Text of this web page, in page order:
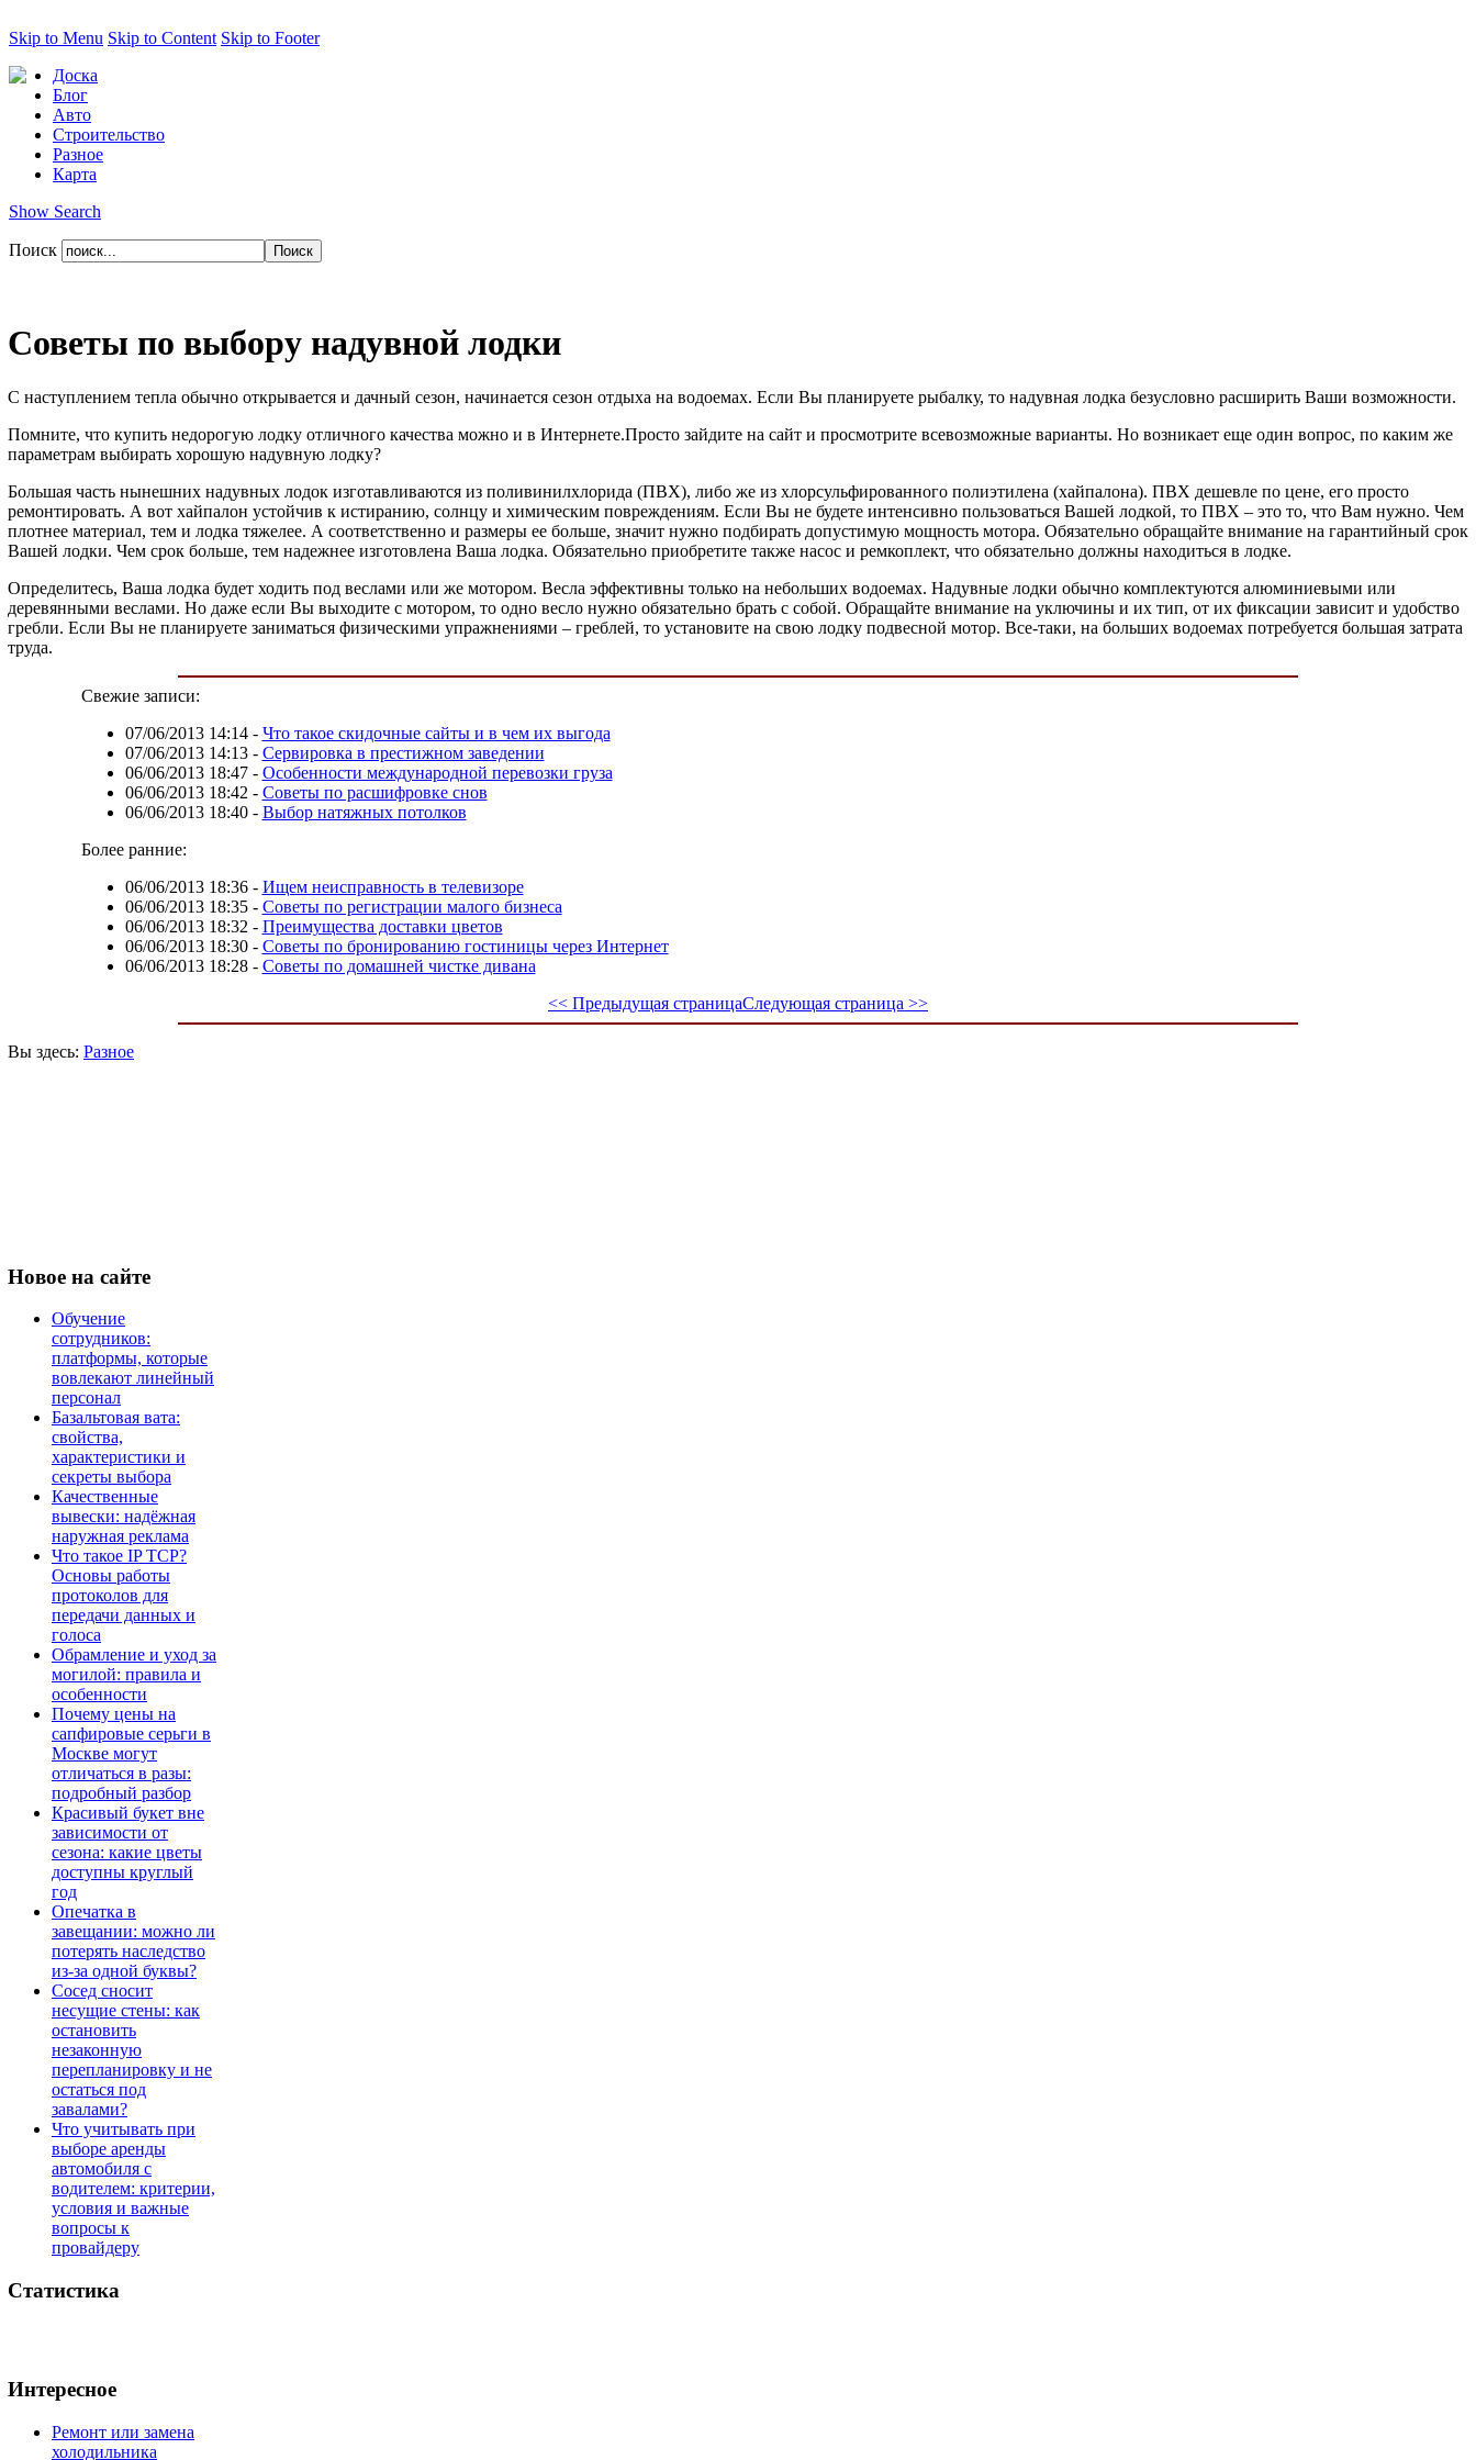
Skip to Menu Skip to Content Skip to Footer
Доска
Блог
Авто
Строительство
Разное
Карта
Show Search
Поиск
Советы по выбору надувной лодки
С наступлением тепла обычно открывается и дачный сезон, начинается сезон отдыха на водоемах. Если Вы планируете рыбалку, то надувная лодка безусловно расширить Ваши возможности.
Помните, что купить недорогую лодку отличного качества можно и в Интернете.Просто зайдите на сайт и просмотрите всевозможные варианты. Но возникает еще один вопрос, по каким же
параметрам выбирать хорошую надувную лодку?
Большая часть нынешних надувных лодок изготавливаются из поливинилхлорида (ПВХ), либо же из хлорсульфированного полиэтилена (хайпалона). ПВХ дешевле по цене, его просто
ремонтировать. А вот хайпалон устойчив к истиранию, солнцу и химическим повреждениям. Если Вы не будете интенсивно пользоваться Вашей лодкой, то ПВХ – это то, что Вам нужно. Чем
плотнее материал, тем и лодка тяжелее. А соответственно и размеры ее больше, значит нужно подбирать допустимую мощность мотора. Обязательно обращайте внимание на гарантийный срок
Вашей лодки. Чем срок больше, тем надежнее изготовлена Ваша лодка. Обязательно приобретите также насос и ремкоплект, что обязательно должны находиться в лодке.
Определитесь, Ваша лодка будет ходить под веслами или же мотором. Весла эффективны только на небольших водоемах. Надувные лодки обычно комплектуются алюминиевыми или
деревянными веслами. Но даже если Вы выходите с мотором, то одно весло нужно обязательно брать с собой. Обращайте внимание на уключины и их тип, от их фиксации зависит и удобство
гребли. Если Вы не планируете заниматься физическими упражнениями – греблей, то установите на свою лодку подвесной мотор. Все-таки, на больших водоемах потребуется большая затрата
труда.
Свежие записи:
07/06/2013 14:14- Что такое скидочные сайты и в чем их выгода
07/06/2013 14:13- Сервировка в престижном заведении
06/06/2013 18:47- Особенности международной перевозки груза
06/06/2013 18:42 - Советы по расшифровке снов
06/06/2013 18:40- Выбор натяжных потолков
Более ранние:
06/06/2013 18:36- Ищем неисправность в телевизоре
06/06/2013 18:35- Советы по регистрации малого бизнеса
06/06/2013 18:32 - Преимущества доставки цветов
06/06/2013 18:30- Советы по бронированию гостиницы через Интернет
06/06/2013 18:28- Советы по домашней чистке дивана
<< Предыдущая страницаСледующая страница >>
Вы здесь: Разное
Новое на сайте
Обучение
сотрудников:
платформы, которые
вовлекают линейный
персонал
Базальтовая вата:
свойства,
характеристики и
секреты выбора
Качественные
вывески: надёжная
наружная реклама
Что такое IP TCP?
Основы работы
протоколов для
передачи данных и
голоса
Обрамление и уход за
могилой: правила и
особенности
Почему цены на
сапфировые серьги в
Москве могут
отличаться в разы:
подробный разбор
Красивый букет вне
зависимости от
сезона: какие цветы
доступны круглый
год
Опечатка в
завещании: можно ли
потерять наследство
из-за одной буквы?
Сосед сносит
несущие стены: как
остановить
незаконную
перепланировку и не
остаться под
завалами?
Что учитывать при
выборе аренды
автомобиля с
водителем: критерии,
условия и важные
вопросы к
провайдеру
Статистика
Интересное
Ремонт или замена
холодильника